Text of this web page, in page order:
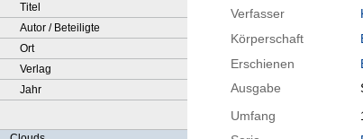
Titel
Autor / Beteiligte
Ort
Verlag
Jahr
Verfasser
Körperschaft
Erschienen
Ausgabe
Umfang